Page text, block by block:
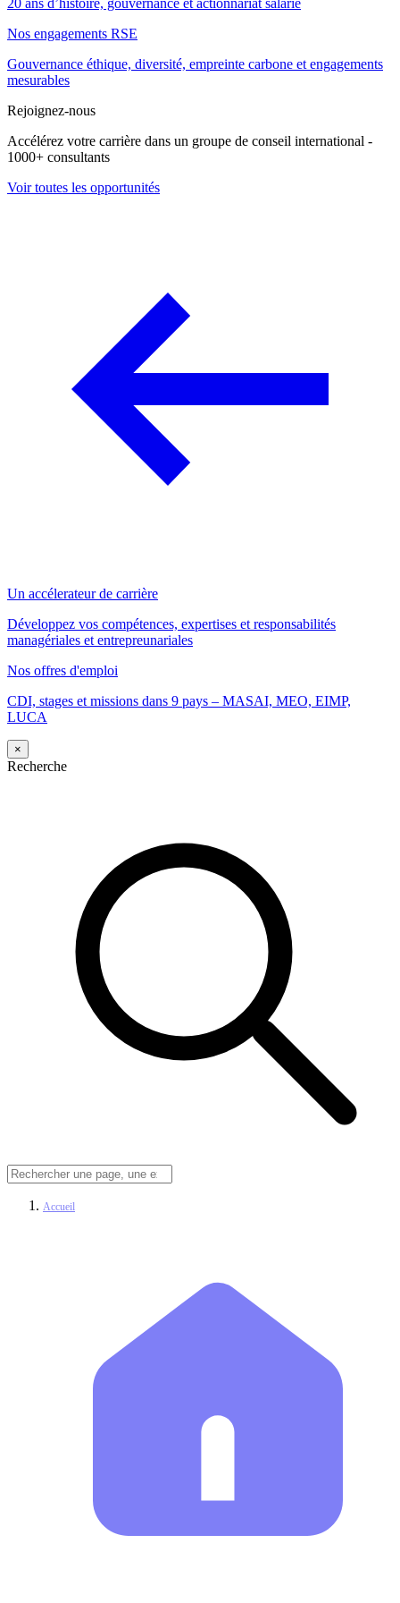
Nos engagements RSE
Gouvernance éthique, diversité, empreinte carbone et engagements
mesurables
Rejoignez-nous
Accélérez votre carrière dans un groupe de conseil international -
1000+ consultants
Voir toutes les opportunités
Un accélerateur de carrière
Développez vos compétences, expertises et responsabilités
managériales et entrepreunariales
Nos offres d'emploi
CDI, stages et missions dans 9 pays – MASAI, MEO, EIMP,
LUCA
×
Recherche
Accueil